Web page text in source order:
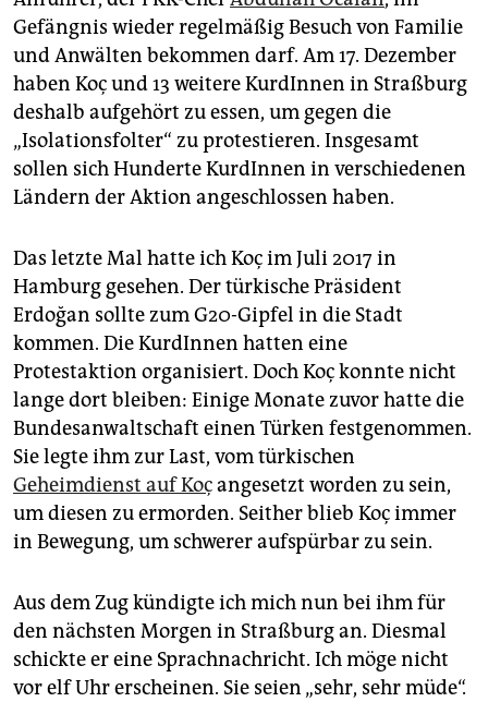
Gefängnis wieder regelmäßig Besuch von Familie
und Anwälten bekommen darf. Am 17. Dezember
haben Koç und 13 weitere KurdInnen in Straßburg
deshalb aufgehört zu essen, um gegen die
„Isolationsfolter“ zu protestieren. Insgesamt
sollen sich Hunderte KurdInnen in verschiedenen
Ländern der Aktion angeschlossen haben.
Das letzte Mal hatte ich Koç im Juli 2017 in
Hamburg gesehen. Der türkische Präsident
Erdoğan sollte zum G20-Gipfel in die Stadt
kommen. Die KurdInnen hatten eine
Protestaktion organisiert. Doch Koç konnte nicht
lange dort bleiben: Einige Monate zuvor hatte die
Bundesanwaltschaft einen Türken festgenommen.
Sie legte ihm zur Last, vom türkischen
Geheimdienst auf Koçangesetzt worden zu sein,
um diesen zu ermorden. Seither blieb Koç immer
in Bewegung, um schwerer aufspürbar zu sein.
Aus dem Zug kündigte ich mich nun bei ihm für
den nächsten Morgen in Straßburg an. Diesmal
schickte er eine Sprachnachricht. Ich möge nicht
vor elf Uhr erscheinen. Sie seien „sehr, sehr müde“.